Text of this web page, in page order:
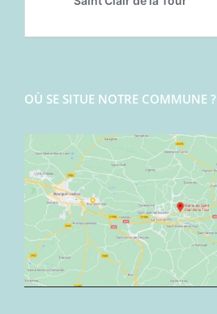
OÙ SE SITUE NOTRE COMMUNE ?